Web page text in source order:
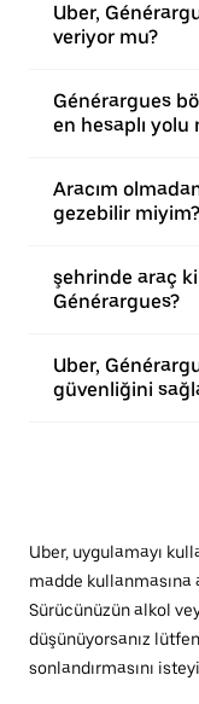
Uber,
veriyor mu?
Générargues
en hesaplı yolu
Aracım
gezebilir miyim?
şehrinde araç
Générargues?
Uber,
güvenliğini
Uber, uygulamayı
madde
Sürücünüzün alkol
düşünüyorsanız
sonlandırmasını